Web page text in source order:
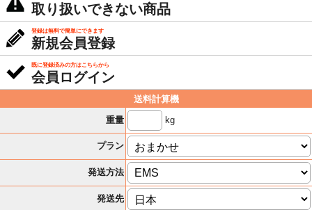
取り扱いできない商品
登録は無料で簡単にできます
新規会員登録
既に登録済みの方はこちらから
会員ログイン
送料計算機
重量
kg
プラン
発送方法
発送先